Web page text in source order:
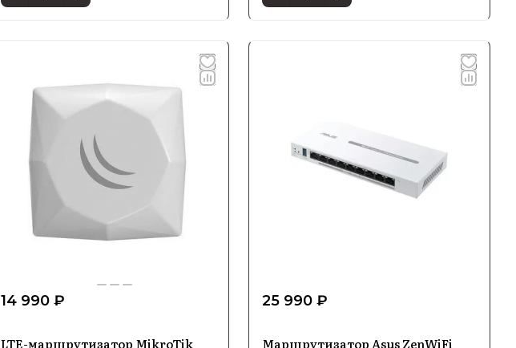
14 990 ₽
LTE-маршрутизатор MikroTik
25 990 ₽
Маршрутизатор Asus ZenWiFi